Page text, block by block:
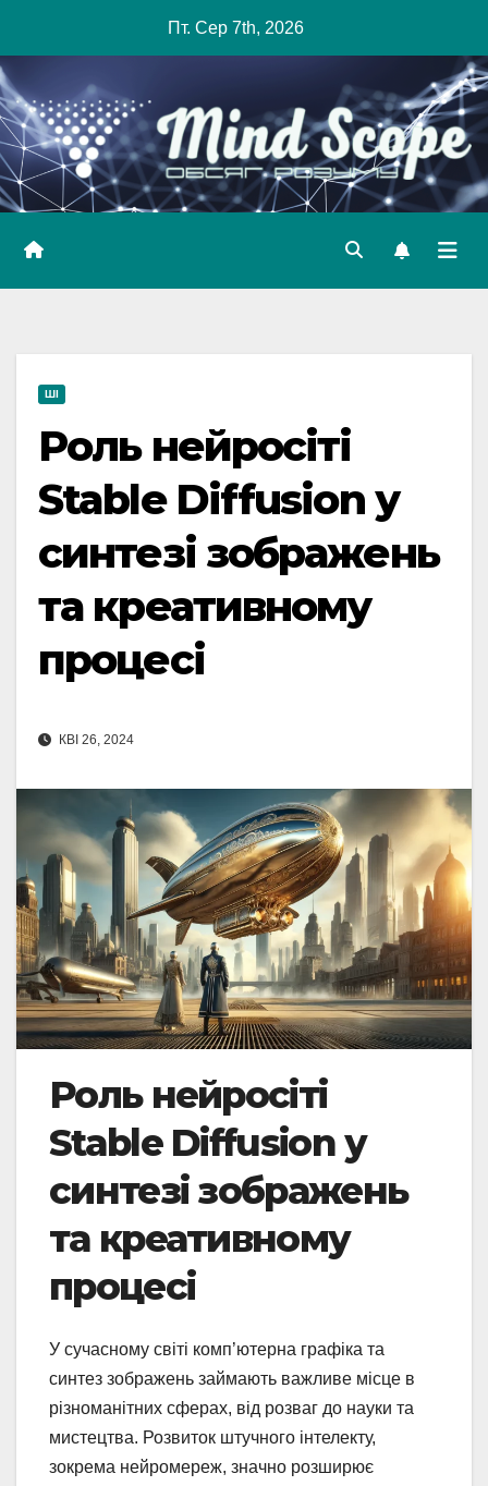
content
Пт. Сер 7th, 2026
ШІ
Роль нейросіті
Stable Diffusion у
синтезі зображень
та креативному
процесі
КВІ 26, 2024
Роль нейросіті
Stable Diffusion у
синтезі зображень
та креативному
процесі
У сучасному світі комп’ютерна графіка та
синтез зображень займають важливе місце в
різноманітних сферах, від розваг до науки та
мистецтва. Розвиток штучного інтелекту,
зокрема нейромереж, значно розширює